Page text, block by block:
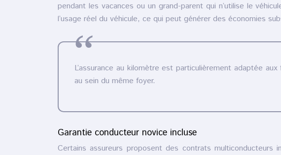
pendant les vacances ou un grand-parent qui n’utilise le
l’usage réel du véhicule, ce qui peut générer des économies
L’assurance au kilomètre est particulièrement adaptée
au sein du même foyer.
Garantie conducteur novice incluse
Certains assureurs proposent des contrats multiconducteurs